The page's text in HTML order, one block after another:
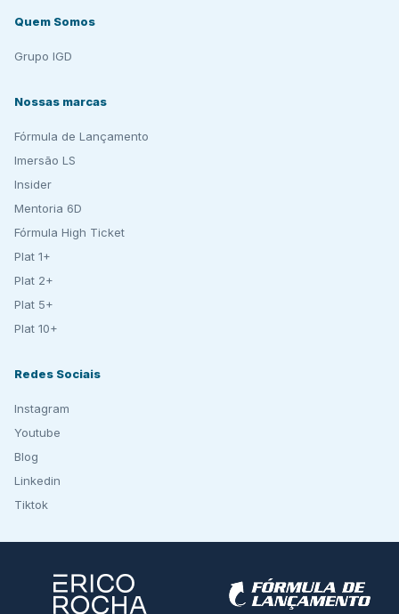
Quem Somos
Grupo IGD
Nossas marcas
Fórmula de Lançamento
Imersão LS
Insider
Mentoria 6D
Fórmula High Ticket
Plat 1+
Plat 2+
Plat 5+
Plat 10+
Redes Sociais
Instagram
Youtube
Blog
Linkedin
Tiktok